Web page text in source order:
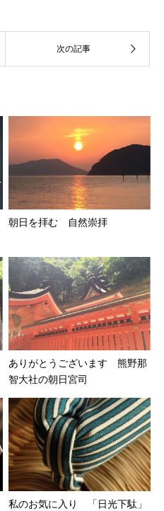
朝日を拝む 自然崇拝
ありがとうございます 熊野那
智大社の朝日宮司
私のお気に入り 「日光下駄」